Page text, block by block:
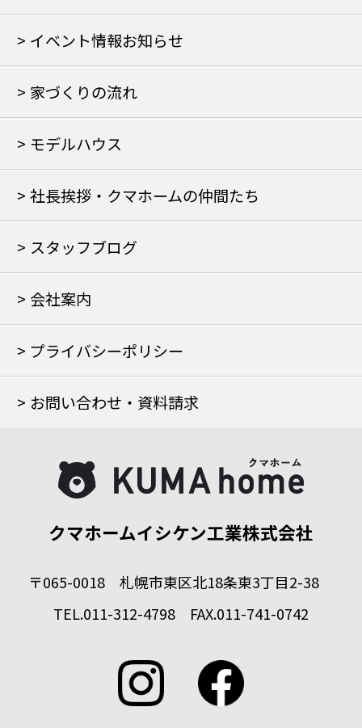
イベント情報お知らせ
家づくりの流れ
モデルハウス
社長挨拶・クマホームの仲間たち
スタッフブログ
会社案内
プライバシーポリシー
お問い合わせ・資料請求
クマホームイシケン工業株式会社
〒065-0018 札幌市東区北18条東3丁目2-38
TEL.011-312-4798 FAX.011-741-0742